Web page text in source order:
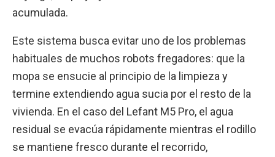
acumulada.
Este sistema busca evitar uno de los problemas
habituales de muchos robots fregadores: que la
mopa se ensucie al principio de la limpieza y
termine extendiendo agua sucia por el resto de la
vivienda. En el caso del Lefant M5 Pro, el agua
residual se evacúa rápidamente mientras el rodillo
se mantiene fresco durante el recorrido,